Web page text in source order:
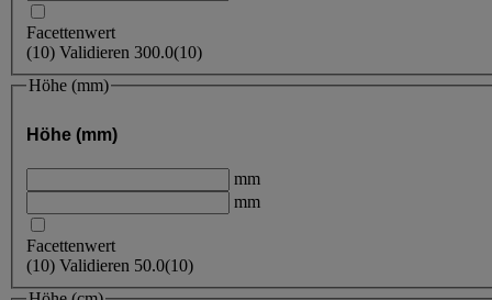
Facettenwert
(10) Validieren 300.0(10)
Höhe (mm)
Höhe (mm)
mm
mm
Facettenwert
(10) Validieren 50.0(10)